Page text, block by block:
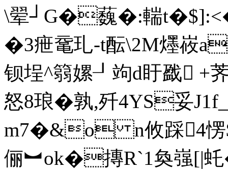
\翚┘G�蘶�:輲
�3疶鼋玌-t酝\2M爅峳
钡埕^篛嫘┚竘d盱戤
怒8琅�孰,歼4YS妥
m7�&o n攸踩4愣
俪︼ok�摶R`1奐嵹[|虴